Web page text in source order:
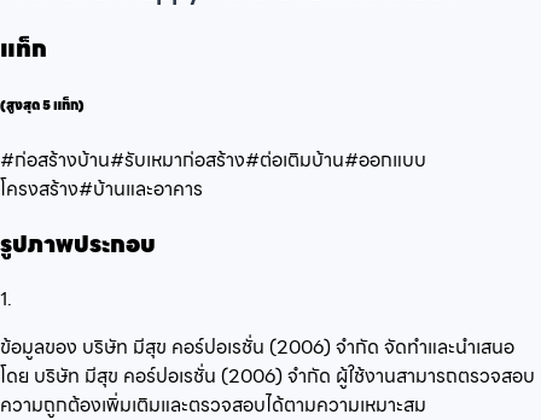
แท็ก
(สูงสุด 5 แท็ก)
#ก่อสร้างบ้าน#รับเหมาก่อสร้าง#ต่อเติมบ้าน#ออกแบบ
โครงสร้าง#บ้านและอาคาร
รูปภาพประกอบ
1.
ข้อมูลของ บริษัท มีสุข คอร์ปอเรชั่น (2006) จำกัด จัดทำและนำเสนอ
โดย บริษัท มีสุข คอร์ปอเรชั่น (2006) จำกัด ผู้ใช้งานสามารถตรวจสอบ
ความถูกต้องเพิ่มเติมและตรวจสอบได้ตามความเหมาะสม